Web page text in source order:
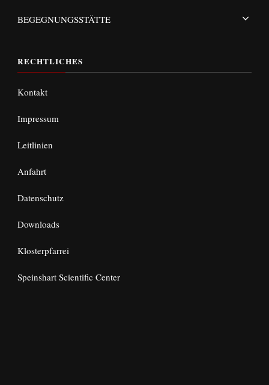
BEGEGNUNGSSTÄTTE
RECHTLICHES
Kontakt
Impressum
Leitlinien
Anfahrt
Datenschutz
Downloads
Klosterpfarrei
Speinshart Scientific Center